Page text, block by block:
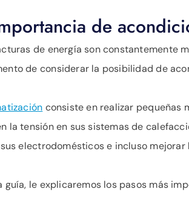
de
de energía son constantemente
de considerar la posibilidad de
consiste en realizar pequeñas
la tensión en sus sistemas de
electrodomésticos e incluso
guía, le explicaremos los pasos más